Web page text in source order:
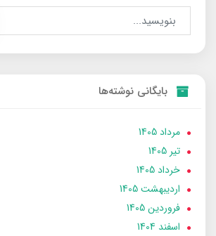
بایگانی نوشته‌ها
مرداد 1405
تير 1405
خرداد 1405
ارديبهشت 1405
فروردین 1405
اسفند 1404